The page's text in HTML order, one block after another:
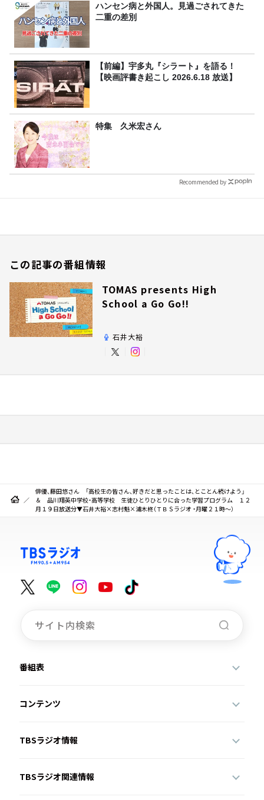
ハンセン病と外国人。見過ごされてきた
二重の差別
【前編】宇多丸『シラート』を語る！
【映画評書き起こし 2026.6.18 放送】
特集 久米宏さん
Recommended by
この記事の番組情報
TOMAS presents High
School a Go Go!!
石井大裕
俳優、藤田悠さん 「高校生の皆さん、好きだと思ったことは、とことん続けよう」
＆ 品川翔英中学校・高等学校 生徒ひとりひとりに合った学習プログラム １２
月１９日放送分▼石井大裕×志村魁×浦木柊（ＴＢＳラジオ ・月曜２１時～）
番組表
コンテンツ
TBSラジオ情報
TBSラジオ関連情報